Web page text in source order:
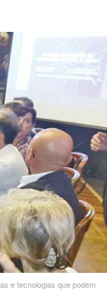
e tecnologias que podem